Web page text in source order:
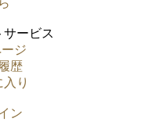
サービス
ジ
歴
り
ン